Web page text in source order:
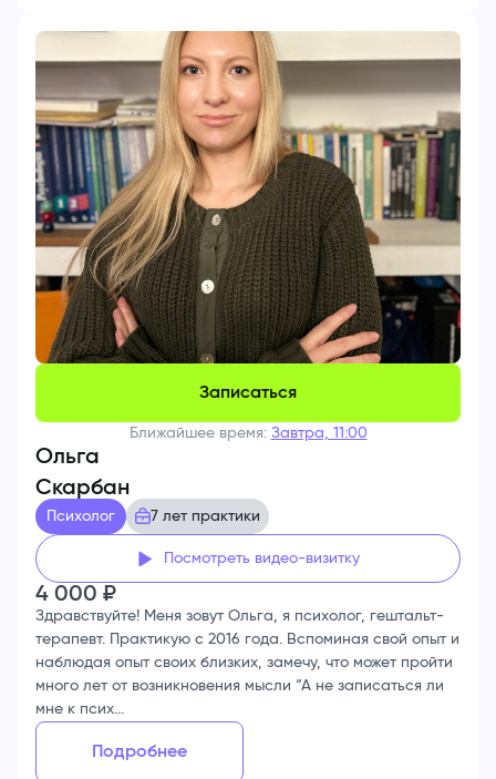
Записаться
Ближайшее время: Завтра, 11:00
Ольга
Скарбан
Психолог 7 лет практики
Посмотреть видео-визитку
4 000 ₽
Здравствуйте! Меня зовут Ольга, я психолог, гештальт-
терапевт. Практикую с 2016 года. Вспоминая свой опыт и
наблюдая опыт своих близких, замечу, что может пройти
много лет от возникновения мысли “А не записаться ли
мне к псих...
Подробнее